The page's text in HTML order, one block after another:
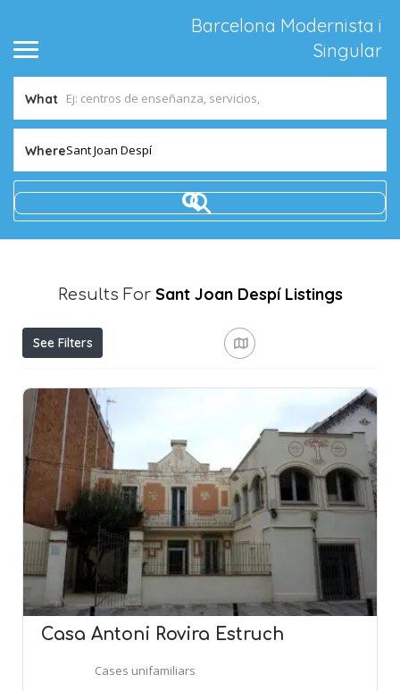
Barcelona Modernista i
Singular
What
WhereSant Joan Despí
Results For Sant Joan Despí Listings
See Filters
Casa Antoni Rovira Estruch
Cases unifamiliars